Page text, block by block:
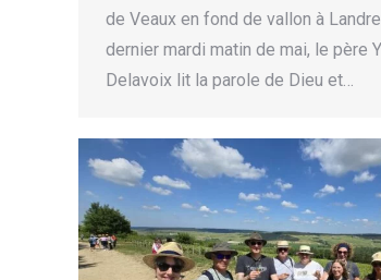
de Veaux en fond de vallon à
dernier mardi matin de mai, le père
Delavoix lit la parole de Dieu et…